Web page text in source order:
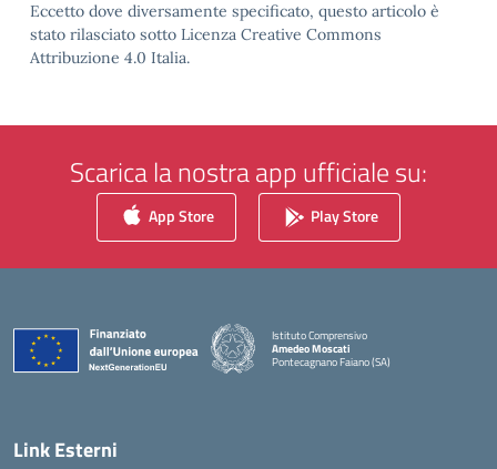
Eccetto dove diversamente specificato, questo articolo è
stato rilasciato sotto Licenza Creative Commons
Attribuzione 4.0 Italia.
Scarica la nostra app ufficiale su:
App Store Play Store
Istituto Comprensivo
Amedeo Moscati
Pontecagnano Faiano (SA)
— Visita la pagina iniziale della scuola
Link Esterni